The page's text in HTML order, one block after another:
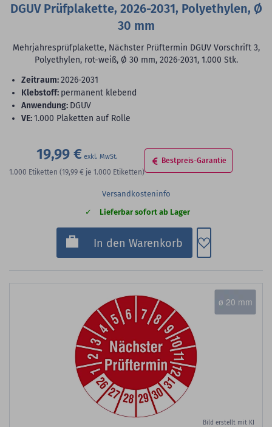
DGUV Prüfplakette, 2026-2031, Polyethylen, Ø
30 mm
Mehrjahresprüfplakette, Nächster Prüftermin DGUV Vorschrift 3,
Polyethylen, rot-weiß, Ø 30 mm, 2026-2031, 1.000 Stk.
Zeitraum:2026-2031
Klebstoff: permanent klebend
Anwendung: DGUV
VE:1.000 Plaketten auf Rolle
19,99 €
1.000 Etiketten (19,99 € je 1.000 Etiketten)
Bestpreis-Garantie
Versandkosteninfo
Lieferbar sofort ab Lager
In den Warenkorb Zum
ø 20 mm
Bild erstellt mit KI